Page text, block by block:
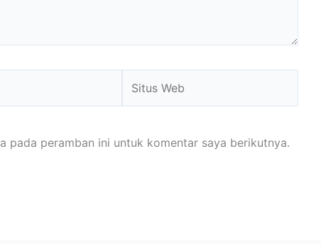
Web
pada peramban ini untuk komentar saya berikutnya.